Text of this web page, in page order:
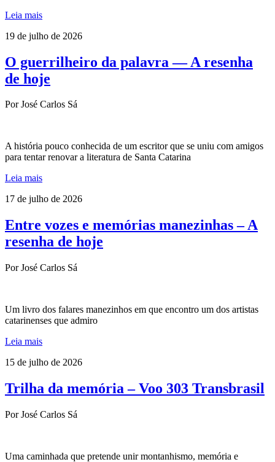
Leia mais
19 de julho de 2026
O guerrilheiro da palavra — A resenha
de hoje
Por José Carlos Sá
A história pouco conhecida de um escritor que se uniu com amigos
para tentar renovar a literatura de Santa Catarina
Leia mais
17 de julho de 2026
Entre vozes e memórias manezinhas – A
resenha de hoje
Por José Carlos Sá
Um livro dos falares manezinhos em que encontro um dos artistas
catarinenses que admiro
Leia mais
15 de julho de 2026
Trilha da memória – Voo 303 Transbrasil
Por José Carlos Sá
Uma caminhada que pretende unir montanhismo, memória e